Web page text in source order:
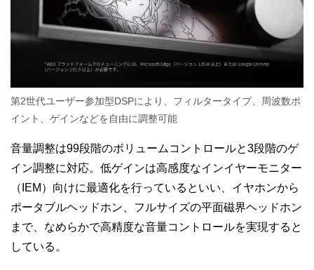
第2世代ユーザー参加型DSPにより、フィルタータイプ、周波数ポ
イント、ゲインなどを自由に調整可能
音量調整は99段階のボリュームコントロールと3段階のゲ
イン調整に対応。低ゲインは高感度なインイヤーモニター
（IEM）向けに最適化を行っているといい、イヤホンから
ポータブルヘッドホン、フルサイズの平面磁界ヘッドホン
まで、なめらかで高精度な音量コントロールを実現すると
している。